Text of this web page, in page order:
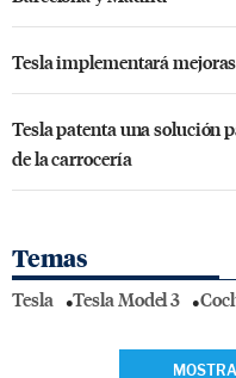
Tesla implementará
Tesla patenta una solución
de la carrocería
Temas
Tesla Tesla Model 3